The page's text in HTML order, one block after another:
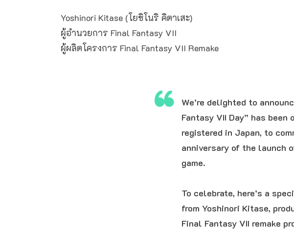
Yoshinori Kitase (โยชิโนริ คิตาเสะ)
ผู้อำนวยการ Final Fantasy VII
ผู้ผลิตโครงการ Final Fantasy VII Remake
We’re delighted to
Fantasy VII Day” has
registered in Japan, to
anniversary of the launch
game.
To celebrate, here’s a
from Yoshinori Kitase,
Final Fantasy VII remake